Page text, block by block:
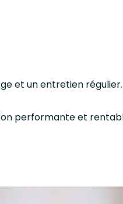
et un entretien régulier.
performante et